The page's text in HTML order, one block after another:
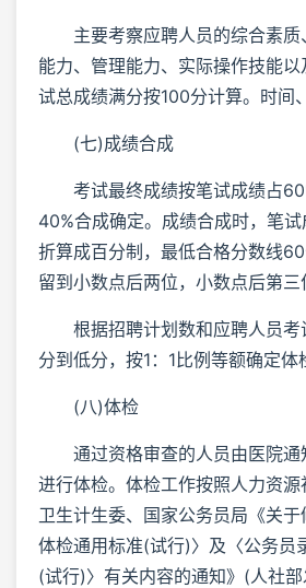
主要考察应聘人员的综合素质
能力、管理能力、实际操作技能
试总成绩满分按100分计算。时间
(七)成绩合成
考试最终成绩按笔试成绩占
40%合成确定。成绩合成时，笔
折算成百分制，最低合格分数线
留到小数点后两位，小数点后第三
根据招聘计划数和应聘人员考
分到低分，按1：1比例等额确定体
(八)体检
通过资格审查的人员由医院通
进行体检。体检工作按照人力资
卫生计生委、国家公务员局《关
体检通用标准(试行)〉及〈公务员
(试行)〉有关内容的通知》(人社